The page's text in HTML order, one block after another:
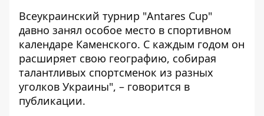
Всеукраинский турнир "Antares Cup"
давно занял особое место в спортивном
календаре Каменского. С каждым годом он
расширяет свою географию, собирая
талантливых спортсменок из разных
уголков Украины", – говорится в
публикации.